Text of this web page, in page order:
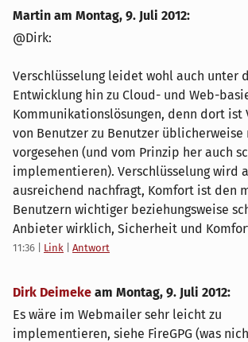
Martin am Montag, 9. Juli 2012:
@Dirk:
Verschlüsselung leidet wohl auch unter
Entwicklung hin zu Cloud- und Web-
Kommunikationslösungen, denn dort ist
von Benutzer zu Benutzer üblicherweise
vorgesehen (und vom Prinzip her auch
implementieren). Verschlüsselung wird
ausreichend nachfragt, Komfort ist den
Benutzern wichtiger beziehungsweise
Anbieter wirklich, Sicherheit und
11:36 Link Antwort
Dirk Deimeke am Montag, 9. Juli 2012:
Es wäre im Webmailer sehr leicht zu
implementieren, siehe FireGPG (was